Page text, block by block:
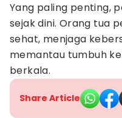
Yang paling penting,
sejak dini. Orang tua
sehat, menjaga
memantau tumbuh
berkala.
Share Article